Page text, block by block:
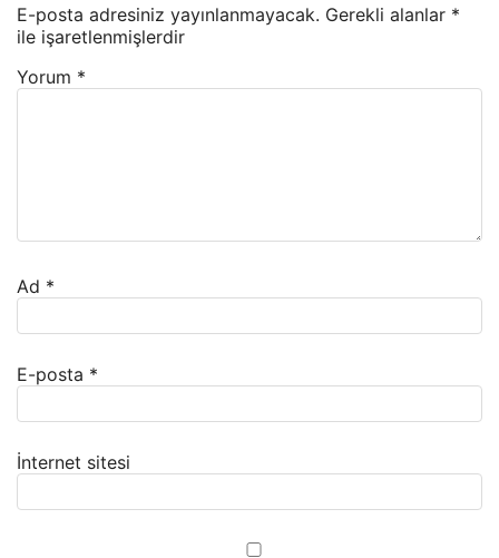
E-posta adresiniz yayınlanmayacak. Gerekli alanlar *
ile işaretlenmişlerdir
Yorum *
Ad *
E-posta *
İnternet sitesi